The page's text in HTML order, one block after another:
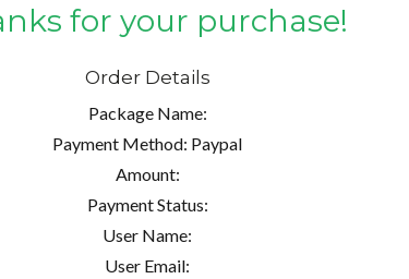
Log in
Don't have an account?
Create your
Nombre de usuario
for your purchase!
Order Details
Package Name:
Payment Method: Paypal
Amount:
Payment Status:
User Name:
User Email: